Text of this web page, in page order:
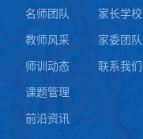
名师团队
教师风采
师训动态
课题管理
前沿资讯
家长学校
家委团队
联系我们